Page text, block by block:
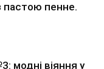
пастою пенне.
модні віяння у